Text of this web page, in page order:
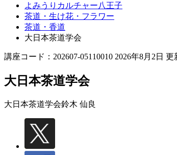
よみうりカルチャー八王子
茶道・生け花・フラワー
茶道・香道
大日本茶道学会
講座コード：202607-05110010 2026年8月2日 更
大日本茶道学会
大日本茶道学会鈴木 仙良